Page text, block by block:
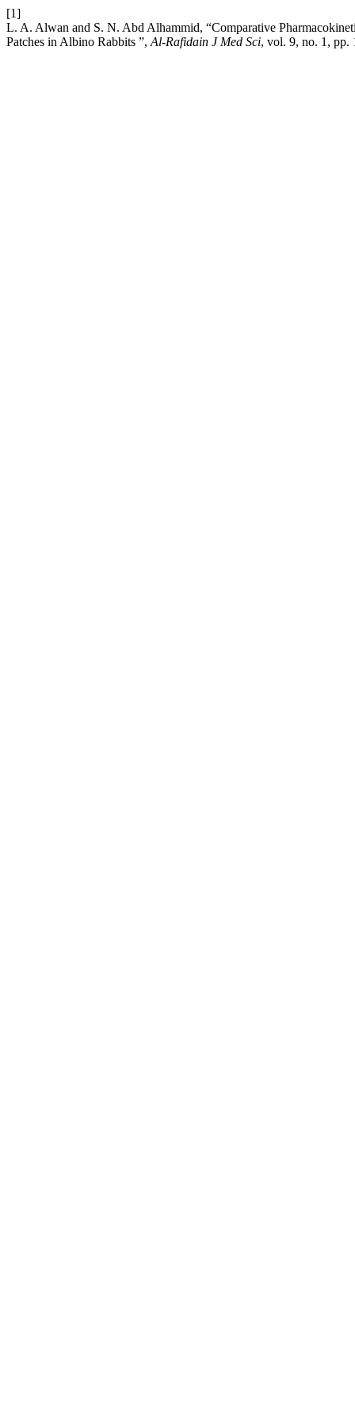
[1]
L. A. Alwan and S. N. Abd Alhammid, “Comparative
Patches in Albino Rabbits ”, Al-Rafidain J Med Sci, vol. 9, no. 1, pp.